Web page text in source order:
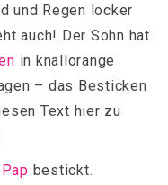
und Regen locker
auch! Der Sohn hat
in knallorange
– das Besticken
Text hier zu
bestickt.